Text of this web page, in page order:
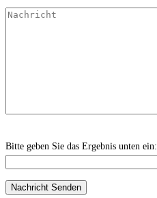
Bitte geben Sie das Ergebnis unten ein: